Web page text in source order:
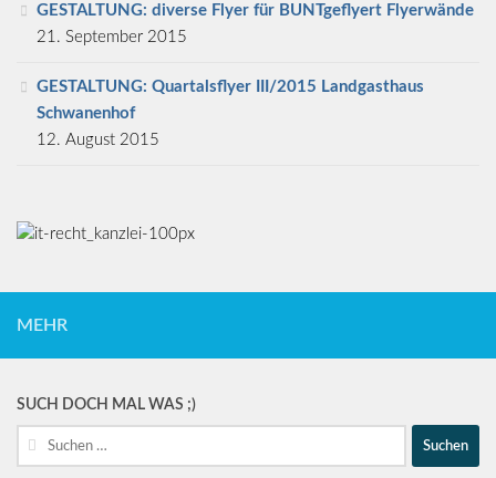
GESTALTUNG: diverse Flyer für BUNTgeflyert Flyerwände
21. September 2015
GESTALTUNG: Quartalsflyer III/2015 Landgasthaus
Schwanenhof
12. August 2015
MEHR
SUCH DOCH MAL WAS ;)
Suche
nach: